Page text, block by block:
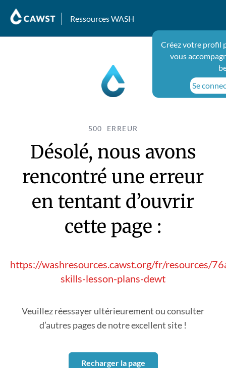
Ressources WASH
Créez votre profil
vous
Se
500 ERREUR
Désolé, nous avons
rencontré une erreur
en tentant d’ouvrir
cette page :
https://washresources.cawst.org/fr/resources/
skills-lesson-plans-dewt
Veuillez réessayer ultérieurement ou consulter
d’autres pages de notre excellent site !
Recharger la page